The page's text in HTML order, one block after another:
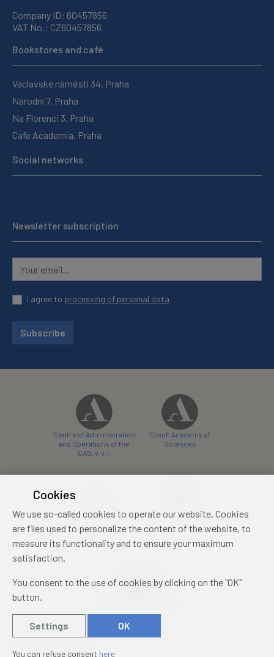
Company ID: 60457856
VAT No.: CZ60457856
Bookstores and café
Václavské náměstí 34, Praha
Národní 7, Praha
Na Florenci 3, Praha
Cafe Academia, Praha
Social networks
Newsletter subscription
I agree to processing of personal data
Subscribe
Centre of Administration
and Operations of the
CAS, v. v. i.
Czech Academy of
Sciences
conference centre
konferenční centrum
© 2019 – 2026Academia
Cookies
We use so-called cookies to operate our website. Cookies
are files used to personalize the content of the website, to
measure its functionality and to ensure your maximum
satisfaction.
You consent to the use of cookies by clicking on the "OK"
button.
Settings OK
You can refuse consent here